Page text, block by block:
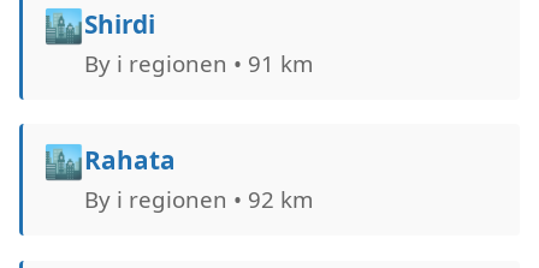
🏙️Shirdi
By i regionen • 91 km
🏙️Rahata
By i regionen • 92 km